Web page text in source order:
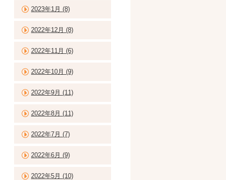
2023年1月 (8)
2022年12月 (8)
2022年11月 (6)
2022年10月 (9)
2022年9月 (11)
2022年8月 (11)
2022年7月 (7)
2022年6月 (9)
2022年5月 (10)